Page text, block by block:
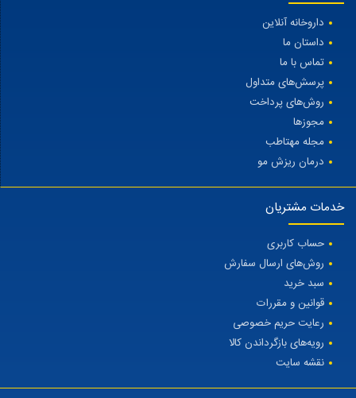
داروخانه آنلاین
داستان ما
تماس با ما
پرسش‌های متداول
روش‌های پرداخت
مجوزها
مجله مهتاطب
درمان ریزش مو
خدمات مشتریان
حساب کاربری
روش‌های ارسال سفارش
سبد خرید
قوانین و مقررات
رعایت حریم خصوصی
رویه‌های بازگرداندن کالا
نقشه سایت